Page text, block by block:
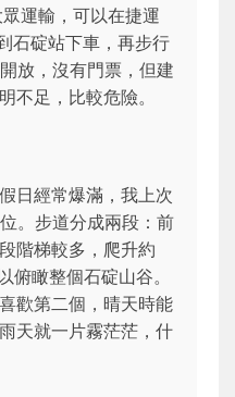
運輸，可以在捷運
石碇站下車，再步行
放，沒有門票，但建
不足，比較危險。
日經常爆滿，我上次
。步道分成兩段：前
階梯較多，爬升約
瞰整個石碇山谷。
歡第二個，晴天時能
天就一片霧茫茫，什